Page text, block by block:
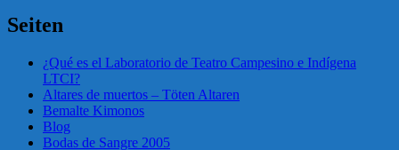
Seiten
¿Qué es el Laboratorio de Teatro Campesino e Indígena
LTCI?
Altares de muertos – Töten Altaren
Bemalte Kimonos
Blog
Bodas de Sangre 2005